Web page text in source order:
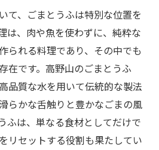
て、ごまとうふは特別な位置を
は、肉や魚を使わずに、純粋な
られる料理であり、その中でも
在です。高野山のごまとうふ
品質な水を用いて伝統的な製法
らかな舌触りと豊かなごまの風
ふは、単なる食材としてだけで
リセットする役割も果たしてい